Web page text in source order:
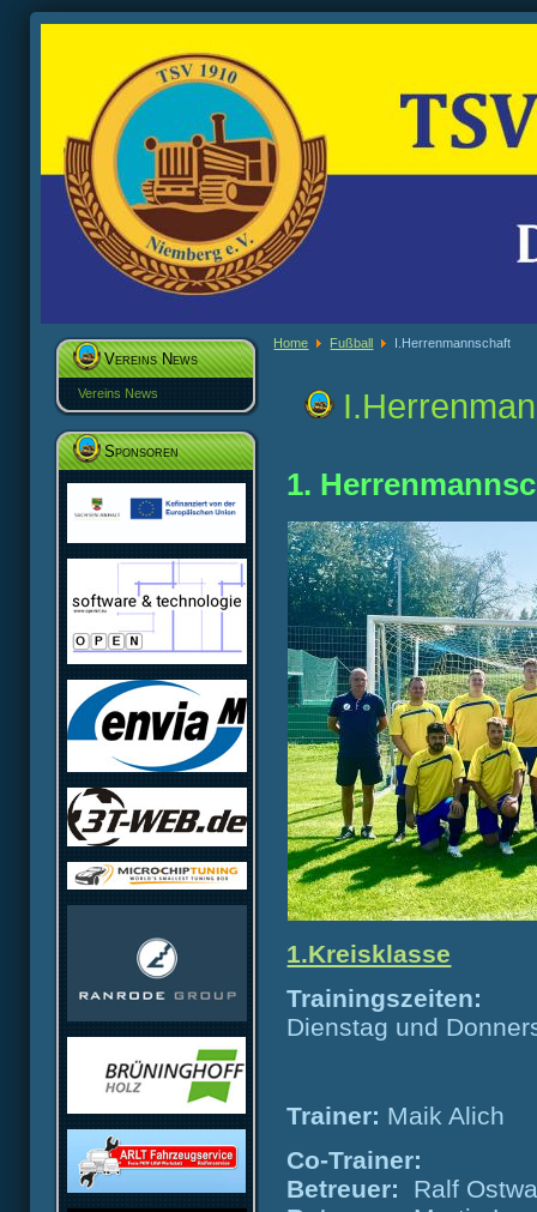
Vereins News
Vereins News
Sponsoren
Home Fußball I.Herrenmannschaft
1.
1.Kreisklasse
Trainingszeiten:
Dienstag und
Trainer: Maik Alich
Co-Trainer:
Betreuer: Ralf